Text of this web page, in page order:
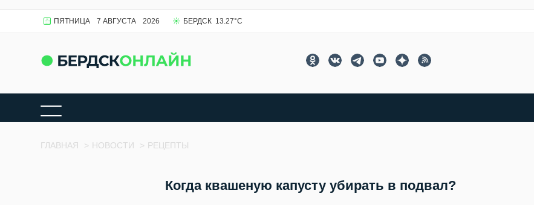
ПЯТНИЦА 7 АВГУСТА 2026 БЕРДСК 13.27°C
ГЛАВНАЯ > НОВОСТИ > РЕЦЕПТЫ
Когда квашеную капусту убирать в подвал?